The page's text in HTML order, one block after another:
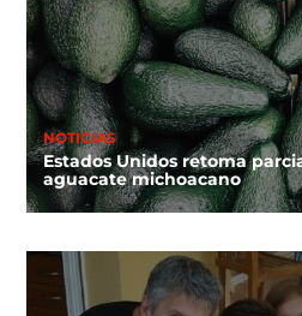
NOTICIAS
Estados Unidos retoma
aguacate michoacano